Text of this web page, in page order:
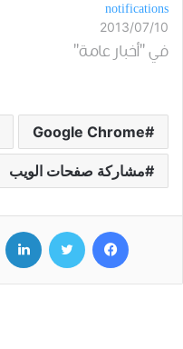
notifications
2013/07/10
في "أخبار عامة"
Google Chrome
مشاركة ﺻﻔﺤﺎﺕ ﺍﻟﻮﻳﺐ
فيسبوك تويتر